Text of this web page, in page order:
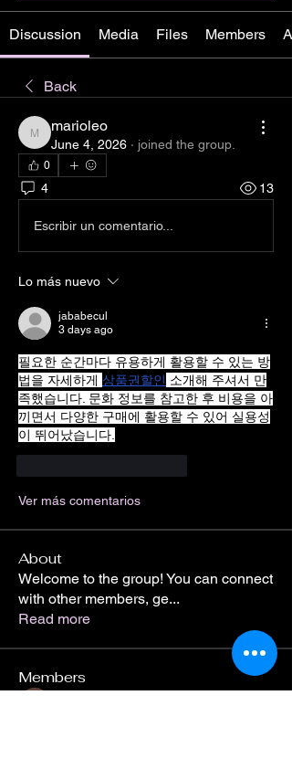
Discussion Media Files Members
Back
marioleo
marioleo
June 4, 2026 · joined the group.
0
4 13
Escribir un comentario...
Lo más nuevo
jababecul
3 days ago
필요한 순간마다 유용하게 활용할 수 있는 방
법을 자세하게 상품권할인 소개해 주셔서 만
족했습니다. 문화 정보를 참고한 후 비용을 아
끼면서 다양한 구매에 활용할 수 있어 실용성
이 뛰어났습니다.
Ver más comentarios
About
Welcome to the group! You can connect
with other members, ge...
Read more
Members